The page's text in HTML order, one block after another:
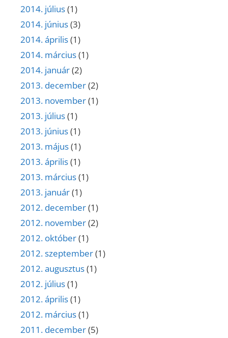
2014. július(1)
2014. június(3)
2014. április(1)
2014. március(1)
2014. január(2)
2013. december(2)
2013. november(1)
2013. július(1)
2013. június(1)
2013. május(1)
2013. április(1)
2013. március(1)
2013. január(1)
2012. december(1)
2012. november(2)
2012. október(1)
2012. szeptember(1)
2012. augusztus(1)
2012. július(1)
2012. április(1)
2012. március(1)
2011. december(5)